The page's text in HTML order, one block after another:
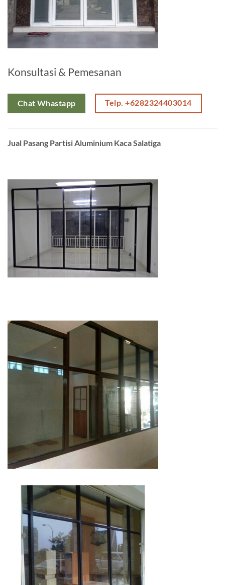
Konsultasi & Pemesanan
Chat Whastapp Telp. +6282324403014
Jual Pasang Partisi Aluminium Kaca Salatiga